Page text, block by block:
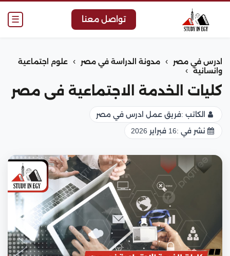
☰ تواصل معنا
ادرس في مصر › مدونة الدراسة في مصر ›
علوم اجتماعية
وانسانية
›
كليات الخدمة الاجتماعية فى مصر
الكاتب :فريق عمل ادرس في مصر
نشر في :16 فبراير 2026